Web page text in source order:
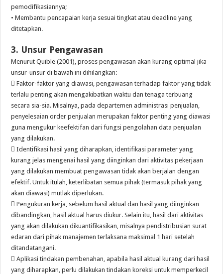
pemodifikasiannya;
• Membantu pencapaian kerja sesuai tingkat atau deadline yang
ditetapkan.
3. Unsur Pengawasan
Menurut Quible (2001), proses pengawasan akan kurang optimal jika
unsur-unsur di bawah ini dihilangkan:
 Faktor-faktor yang diawasi, pengawasan terhadap faktor yang tidak
terlalu penting akan mengakibatkan waktu dan tenaga terbuang
secara sia-sia. Misalnya, pada departemen administrasi penjualan,
penyelesaian order penjualan merupakan faktor penting yang diawasi
guna mengukur keefektifan dari fungsi pengolahan data penjualan
yang dilakukan.
 Identifikasi hasil yang diharapkan, identifikasi parameter yang
kurang jelas mengenai hasil yang diinginkan dari aktivitas pekerjaan
yang dilakukan membuat pengawasan tidak akan berjalan dengan
efektif. Untuk itulah, keterlibatan semua pihak (termasuk pihak yang
akan diawasi) mutlak diperlukan.
 Pengukuran kerja, sebelum hasil aktual dan hasil yang diinginkan
dibandingkan, hasil aktual harus diukur. Selain itu, hasil dari aktivitas
yang akan dilakukan dikuantifikasikan, misalnya pendistribusian surat
edaran dari pihak manajemen terlaksana maksimal 1 hari setelah
ditandatangani.
 Aplikasi tindakan pembenahan, apabila hasil aktual kurang dari hasil
yang diharapkan, perlu dilakukan tindakan koreksi untuk memperkecil